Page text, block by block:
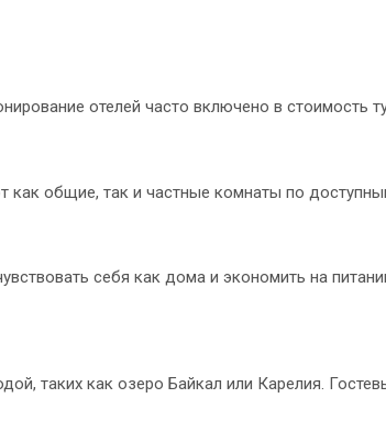
отелей часто включено в стоимость
общие, так и частные комнаты по
себя как дома и экономить на
таких как озеро Байкал или Карелия.